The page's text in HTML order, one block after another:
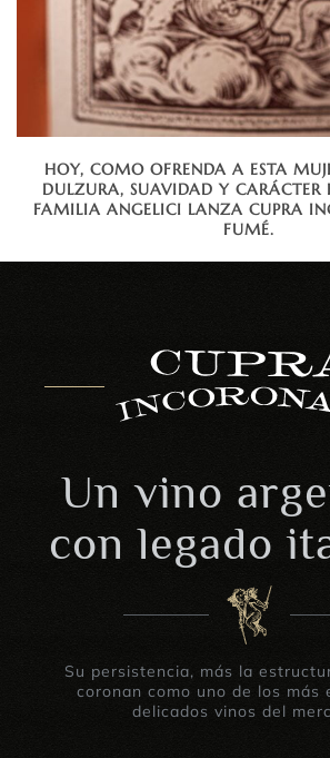
HOY, COMO OFRENDA A ESTA
DULZURA, SUAVIDAD Y CARÁCTER
FAMILIA ANGELICI LANZA CUPRA
FUMÉ.
Un vino
con legado
Su persistencia, más la
coronan como uno de los más
delicados vinos del